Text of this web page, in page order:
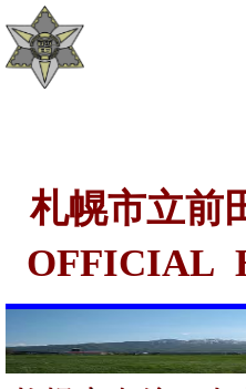
札幌市立前
OFFICIAL